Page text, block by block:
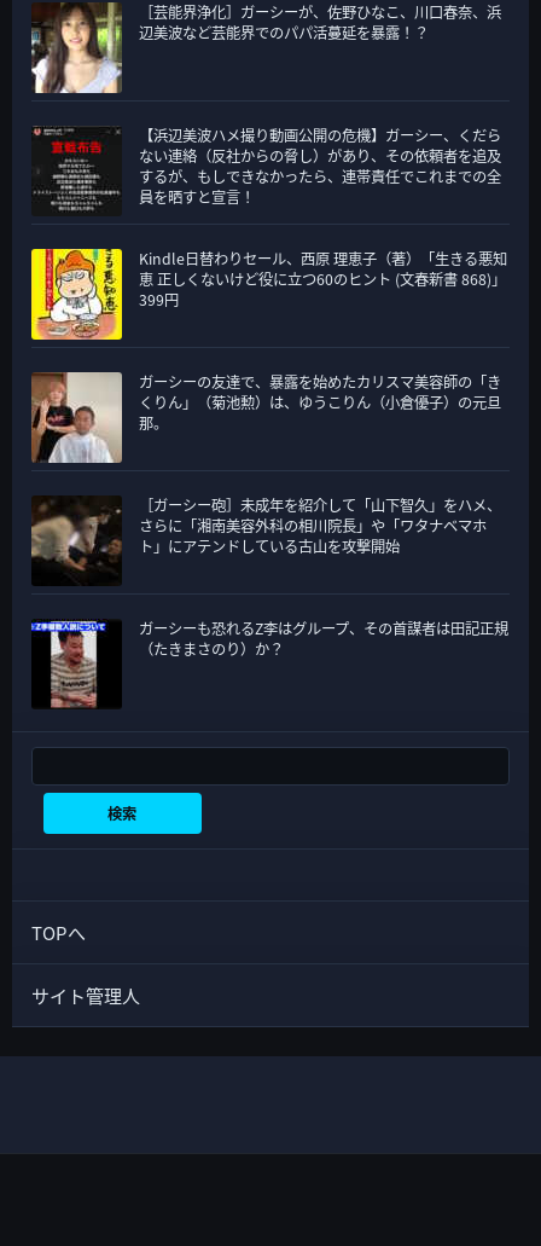
［芸能界浄化］ガーシーが、佐野ひなこ、川口春奈、浜
辺美波など芸能界でのパパ活蔓延を暴露！？
【浜辺美波ハメ撮り動画公開の危機】ガーシー、くだら
ない連絡（反社からの脅し）があり、その依頼者を追及
するが、もしできなかったら、連帯責任でこれまでの全
員を晒すと宣言！
Kindle日替わりセール、西原 理恵子（著）「生きる悪知
恵 正しくないけど役に立つ60のヒント (文春新書 868)」
399円
ガーシーの友達で、暴露を始めたカリスマ美容師の「き
くりん」（菊池勲）は、ゆうこりん（小倉優子）の元旦
那。
［ガーシー砲］未成年を紹介して「山下智久」をハメ、
さらに「湘南美容外科の相川院長」や「ワタナベマホ
ト」にアテンドしている古山を攻撃開始
ガーシーも恐れるZ李はグループ、その首謀者は田記正規
（たきまさのり）か？
検索
TOPへ
サイト管理人